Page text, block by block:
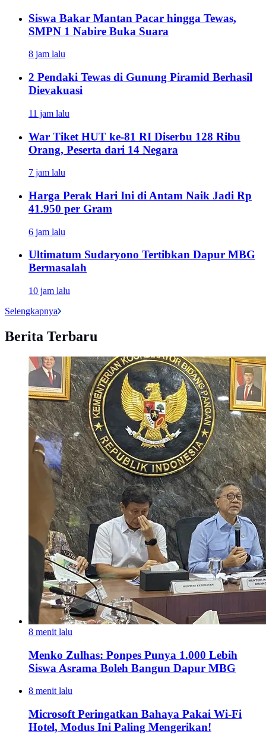
Siswa Bakar Mantan Pacar hingga Tewas,
SMPN 1 Nabire Buka Suara
8 jam lalu
2 Pendaki Tewas di Gunung Piramid Berhasil
Dievakuasi
11 jam lalu
War Tiket HUT ke-81 RI Diserbu 128 Ribu
Orang, Peserta dari 14 Negara
7 jam lalu
Harga Perak Hari Ini di Antam Naik Jadi Rp
41.950 per Gram
6 jam lalu
Ultimatum Sudaryono Tertibkan Dapur MBG
Bermasalah
10 jam lalu
Selengkapnya
Berita Terbaru
8 menit lalu
Menko Zulhas: Ponpes Punya 1.000 Lebih
Siswa Asrama Boleh Bangun Dapur MBG
8 menit lalu
Microsoft Peringatkan Bahaya Pakai Wi-Fi
Hotel, Modus Ini Paling Mengerikan!